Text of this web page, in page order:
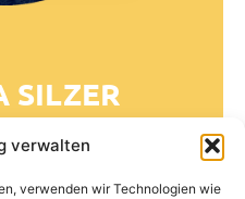
verwalten
verwenden wir Technologien wie
SILZER